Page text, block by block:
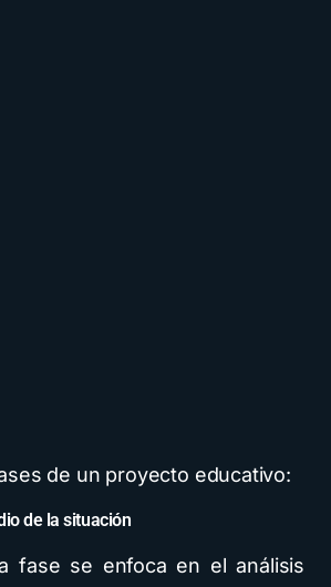
de un proyecto educativo:
de la situación
fase se enfoca en el análisis